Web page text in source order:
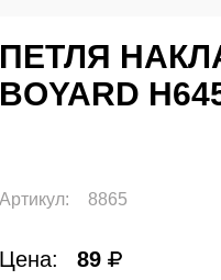
ПЕТЛЯ
BOYARD
Артикул: 8865
Цена:
89